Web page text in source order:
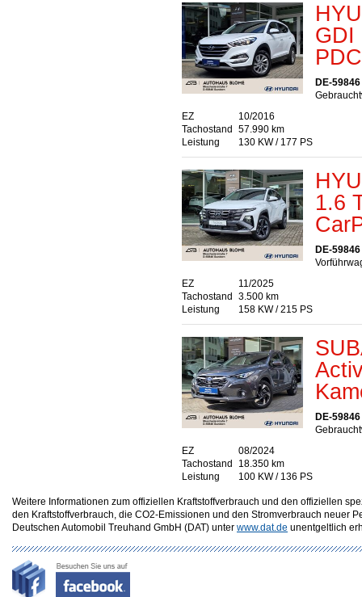
GDI
DE-
EZ
10/2016
Tachostand
57.990 km
Leistung
130 KW / 177 PS
1.6
DE-
EZ
11/2025
Tachostand
3.500 km
Leistung
158 KW / 215 PS
DE-
EZ
08/2024
Tachostand
18.350 km
Leistung
100 KW / 136 PS
Weitere Informationen zum offiziellen Kraftstoffverbrauch und den offiziellen
den Kraftstoffverbrauch, die CO2-Emissionen und den Stromverbrauch neuer
Deutschen Automobil Treuhand GmbH (DAT) unter www.dat.de unentgeltlich